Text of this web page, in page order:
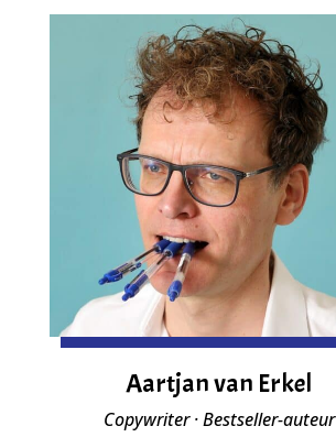
Aartjan van Erkel
Copywriter · Bestseller-auteur